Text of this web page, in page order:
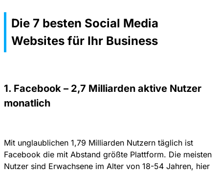
Die 7 besten Social Media
Websites für Ihr Business
1. Facebook – 2,7 Milliarden aktive Nutzer
monatlich
Mit unglaublichen 1,79 Milliarden Nutzern täglich ist
Facebook die mit Abstand größte Plattform. Die meisten
Nutzer sind Erwachsene im Alter von 18-54 Jahren, hier